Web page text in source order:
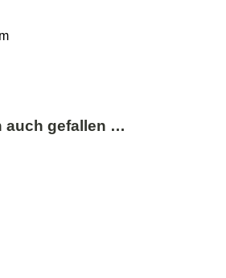
auch gefallen …